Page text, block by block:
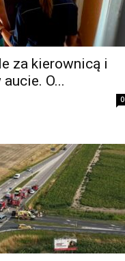
za kierownicą i
O...
0